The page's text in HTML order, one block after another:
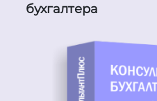
бухгалтера